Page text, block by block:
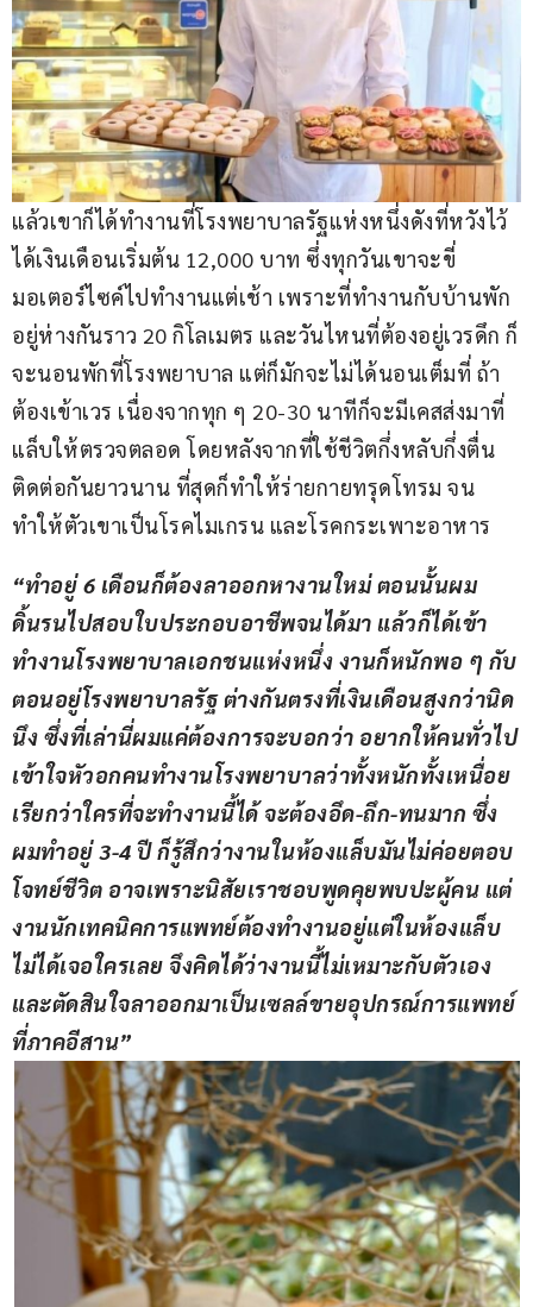
แล้วเขาก็ได้ทำงานที่โรงพยาบาลรัฐแห่งหนึ่งดังที่หวังไว้
ได้เงินเดือนเริ่มต้น 12,000 บาท ซึ่งทุกวันเขาจะขี่
มอเตอร์ไซค์ไปทำงานแต่เช้า เพราะที่ทำงานกับบ้านพัก
อยู่ห่างกันราว 20 กิโลเมตร และวันไหนที่ต้องอยู่เวรดึก ก็
จะนอนพักที่โรงพยาบาล แต่ก็มักจะไม่ได้นอนเต็มที่ ถ้า
ต้องเข้าเวร เนื่องจากทุก ๆ 20-30 นาทีก็จะมีเคสส่งมาที่
แล็บให้ตรวจตลอด โดยหลังจากที่ใช้ชีวิตกึ่งหลับกึ่งตื่น
ติดต่อกันยาวนาน ที่สุดก็ทำให้ร่ายกายทรุดโทรม จน
ทำให้ตัวเขาเป็นโรคไมเกรน และโรคกระเพาะอาหาร
“ทำอยู่ 6 เดือนก็ต้องลาออกหางานใหม่ ตอนนั้นผม
ดิ้นรนไปสอบใบประกอบอาชีพจนได้มา แล้วก็ได้เข้า
ทำงานโรงพยาบาลเอกชนแห่งหนึ่ง งานก็หนักพอ ๆ กับ
ตอนอยู่โรงพยาบาลรัฐ ต่างกันตรงที่เงินเดือนสูงกว่านิด
นึง ซึ่งที่เล่านี่ผมแค่ต้องการจะบอกว่า อยากให้คนทั่วไป
เข้าใจหัวอกคนทำงานโรงพยาบาลว่าทั้งหนักทั้งเหนื่อย
เรียกว่าใครที่จะทำงานนี้ได้ จะต้องอึด-ถึก-ทนมาก ซึ่ง
ผมทำอยู่ 3-4 ปี ก็รู้สึกว่างานในห้องแล็บมันไม่ค่อยตอบ
โจทย์ชีวิต อาจเพราะนิสัยเราชอบพูดคุยพบปะผู้คน แต่
งานนักเทคนิคการแพทย์ต้องทำงานอยู่แต่ในห้องแล็บ
ไม่ได้เจอใครเลย จึงคิดได้ว่างานนี้ไม่เหมาะกับตัวเอง
และตัดสินใจลาออกมาเป็นเซลล์ขายอุปกรณ์การแพทย์
ที่ภาคอีสาน”